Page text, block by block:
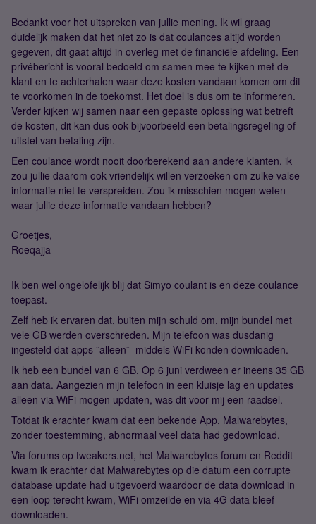
Bedankt voor het uitspreken van jullie mening. Ik wil graag
duidelijk maken dat het niet zo is dat coulances altijd worden
gegeven, dit gaat altijd in overleg met de financiële afdeling. Een
privébericht is vooral bedoeld om samen mee te kijken met de
klant en te achterhalen waar deze kosten vandaan komen om dit
te voorkomen in de toekomst. Het doel is dus om te informeren.
Verder kijken wij samen naar een gepaste oplossing wat betreft
de kosten, dit kan dus ook bijvoorbeeld een betalingsregeling of
uitstel van betaling zijn.
Een coulance wordt nooit doorberekend aan andere klanten, ik
zou jullie daarom ook vriendelijk willen verzoeken om zulke valse
informatie niet te verspreiden. Zou ik misschien mogen weten
waar jullie deze informatie vandaan hebben?
Groetjes,
Roeqajja
Ik ben wel ongelofelijk blij dat Simyo coulant is en deze coulance
toepast.
Zelf heb ik ervaren dat, buiten mijn schuld om, mijn bundel met
vele GB werden overschreden. Mijn telefoon was dusdanig
ingesteld dat apps ¨alleen¨ middels WiFi konden downloaden.
Ik heb een bundel van 6 GB. Op 6 juni verdween er ineens 35 GB
aan data. Aangezien mijn telefoon in een kluisje lag en updates
alleen via WiFi mogen updaten, was dit voor mij een raadsel.
Totdat ik erachter kwam dat een bekende App, Malwarebytes,
zonder toestemming, abnormaal veel data had gedownload.
Via forums op tweakers.net, het Malwarebytes forum en Reddit
kwam ik erachter dat Malwarebytes op die datum een corrupte
database update had uitgevoerd waardoor de data download in
een loop terecht kwam, WiFi omzeilde en via 4G data bleef
downloaden.